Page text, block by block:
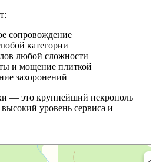
сопровождение
категории
любой сложности
и мощение плиткой
захоронений
— это крупнейший некрополь
уровень сервиса и
в Балашихе